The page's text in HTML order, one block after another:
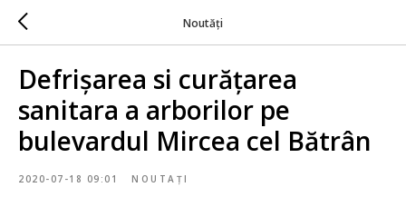
Noutăți
Defrișarea si curățarea
sanitara a arborilor pe
bulevardul Mircea cel Bătrân
2020-07-18 09:01 NOUTAȚI